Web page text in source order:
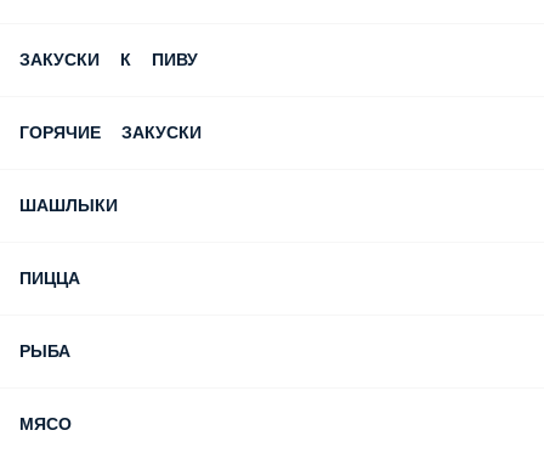
ЗАКУСКИ К ПИВУ
ГОРЯЧИЕ ЗАКУСКИ
ШАШЛЫКИ
ПИЦЦА
РЫБА
МЯСО